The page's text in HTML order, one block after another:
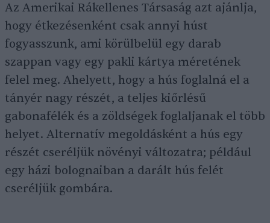
Az Amerikai Rákellenes Társaság azt ajánlja,
hogy étkezésenként csak annyi húst
fogyasszunk, ami körülbelül egy darab
szappan vagy egy pakli kártya méretének
felel meg. Ahelyett, hogy a hús foglalná el a
tányér nagy részét, a teljes kiőrlésű
gabonafélék és a zöldségek foglaljanak el több
helyet. Alternatív megoldásként a hús egy
részét cseréljük növényi változatra; például
egy házi bolognaiban a darált hús felét
cseréljük gombára.